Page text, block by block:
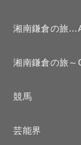
湘南鎌倉の旅
湘南鎌倉の旅
競馬
芸能界